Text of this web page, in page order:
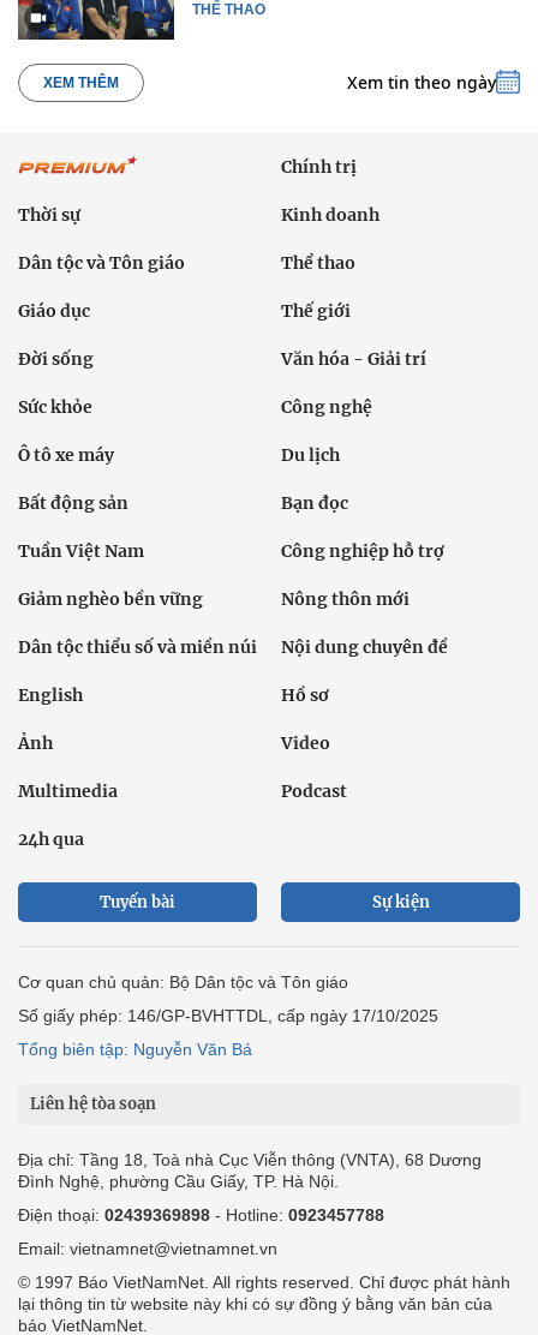
THỂ THAO
XEM THÊM Xem tin theo ngày
Chính trị
Thời sự Kinh doanh
Dân tộc và Tôn giáo Thể thao
Giáo dục Thế giới
Đời sống Văn hóa - Giải trí
Sức khỏe Công nghệ
Ô tô xe máy Du lịch
Bất động sản Bạn đọc
Tuần Việt Nam Công nghiệp hỗ trợ
Giảm nghèo bền vững Nông thôn mới
Dân tộc thiểu số và miền núi Nội dung chuyên đề
English Hồ sơ
Ảnh Video
Multimedia Podcast
24h qua
Tuyến bài Sự kiện
Cơ quan chủ quản: Bộ Dân tộc và Tôn giáo
Số giấy phép: 146/GP-BVHTTDL, cấp ngày 17/10/2025
Tổng biên tập: Nguyễn Văn Bá
Liên hệ tòa soạn
Địa chỉ: Tầng 18, Toà nhà Cục Viễn thông (VNTA), 68 Dương
Đình Nghệ, phường Cầu Giấy, TP. Hà Nội.
Điện thoại: 02439369898 - Hotline: 0923457788
Email: vietnamnet@vietnamnet.vn
© 1997 Báo VietNamNet. All rights reserved. Chỉ được phát hành
lại thông tin từ website này khi có sự đồng ý bằng văn bản của
báo VietNamNet.